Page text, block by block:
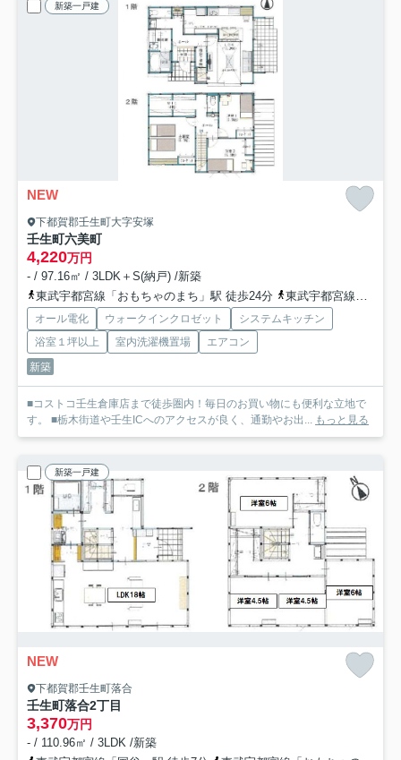
新築一戸建
NEW
下都賀郡壬生町大字安塚
壬生町六美町
4,220万円
- / 97.16㎡ / 3LDK＋S(納戸) /新築
東武宇都宮線「おもちゃのまち」駅 徒歩24分
東武宇都宮線「国谷」駅 徒歩34分
オール電化 ウォークインクロゼット
システムキッチン
浴室１坪以上
室内洗濯機置場
エアコン
新築
■コストコ壬生倉庫店まで徒歩圏内！毎日のお買い物にも便利な立地で
す。 ■栃木街道や壬生ICへのアクセスが良く、通勤やお出... もっと見る
新築一戸建
NEW
下都賀郡壬生町落合
壬生町落合2丁目
3,370万円
- / 110.96㎡ / 3LDK /新築